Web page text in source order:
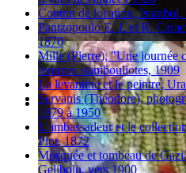
Contrat de location, Istanbul,
Pantzopoulo E. J. et R.
1870
Mille (Pierre), "Une journée
femmes stambouliotes, 1909
La levantine et le peintre,
Servanis (Théodore),
1879 à 1950
L'ambassadeur et le
Piot, 1872
Mosquée et tombeau de
Gelibolu, vers 1900